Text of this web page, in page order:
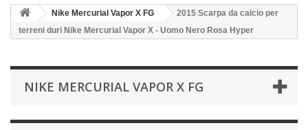
Nike Mercurial Vapor X FG
2015 Scarpa da calcio per
terreni duri Nike Mercurial Vapor X - Uomo Nero Rosa Hyper
NIKE MERCURIAL VAPOR X FG